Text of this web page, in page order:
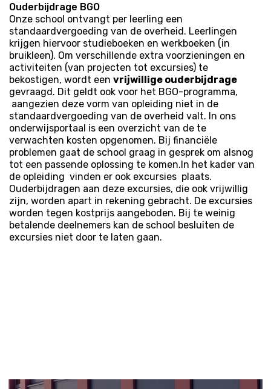
Ouderbijdrage BGO
Onze school ontvangt per leerling een
standaardvergoeding van de overheid. Leerlingen
krijgen hiervoor studieboeken en werkboeken (in
bruikleen). Om verschillende extra voorzieningen en
activiteiten (van projecten tot excursies) te
bekostigen, wordt een vrijwillige ouderbijdrage
gevraagd. Dit geldt ook voor het BGO-programma,
aangezien deze vorm van opleiding niet in de
standaardvergoeding van de overheid valt. In ons
onderwijsportaal is een overzicht van de te
verwachten kosten opgenomen. Bij financiële
problemen gaat de school graag in gesprek om alsnog
tot een passende oplossing te komen.In het kader van
de opleiding vinden er ook excursies plaats.
Ouderbijdragen aan deze excursies, die ook vrijwillig
zijn, worden apart in rekening gebracht. De excursies
worden tegen kostprijs aangeboden. Bij te weinig
betalende deelnemers kan de school besluiten de
excursies niet door te laten gaan.